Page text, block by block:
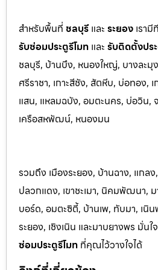
สำหรับพื้นที่ ชลบุรี และ ระยอง เรา
รับซ่อมประตูรีโมท และ รับติดตั้งปร
ชลบุรี, บ้านบึง, หนองใหญ่, บางละมุ
ศรีราชา, เกาะสีชัง, สัตหีบ, บ่อทอง,
แสน, แหลมฉบัง, อมตะนคร, บ่อวิน,
เครือสหพัฒน์, หนองมน
รวมถึง เมืองระยอง, บ้านฉาง, แกล
ปลวกแดง, เขาชะเมา, นิคมพัฒนา,
บอร์ด, อมตะซิตี้, บ้านเพ, ทับมา, เนิ
ระยอง, เชิงเนิน และมาบยางพร มั่น
ซ่อมประตูรีโมท ที่คุณไว้วางใจได้